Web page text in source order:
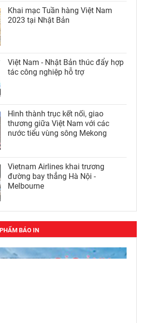
Khai mạc Tuần hàng Việt Nam
2023 tại Nhật Bản
Việt Nam - Nhật Bản thúc đẩy hợp
tác công nghiệp hỗ trợ
Hình thành trục kết nối, giao
thương giữa Việt Nam với các
nước tiểu vùng sông Mekong
Vietnam Airlines khai trương
đường bay thẳng Hà Nội -
Melbourne
BÁO IN